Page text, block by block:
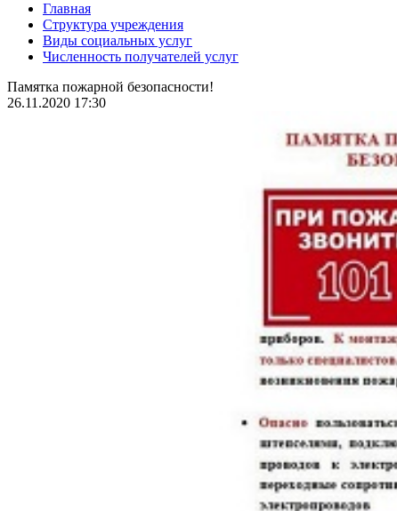
Главная
Структура учреждения
Виды социальных услуг
Численность получателей услуг
Памятка пожарной безопасности!
26.11.2020 17:30